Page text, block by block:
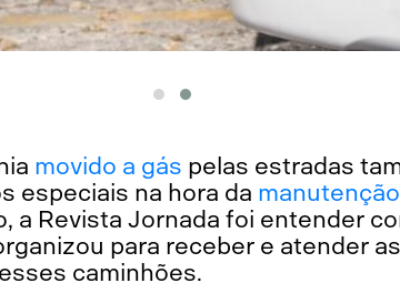
movido a gás pelas estradas
especiais na hora da manutenção
a Revista Jornada foi entender
para receber e atender
caminhões.